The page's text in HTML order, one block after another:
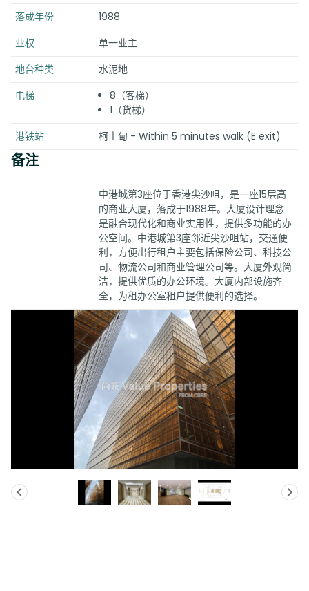
落成年份
1988
业权
单一业主
地台种类
水泥地
电梯
8（客梯）
1（货梯）
港铁站
柯士甸 - Within 5 minutes walk (E exit)
备注
中港城第3座位于香港尖沙咀，是一座15层高
的商业大厦，落成于1988年。大厦设计理念
是融合现代化和商业实用性，提供多功能的办
公空间。中港城第3座邻近尖沙咀站，交通便
利，方便出行租户主要包括保险公司、科技公
司、物流公司和商业管理公司等。大厦外观简
洁，提供优质的办公环境。大厦内部设施齐
全，为租办公室租户提供便利的选择。